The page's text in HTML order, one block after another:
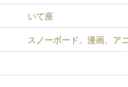
いて座
スノーボード、漫画、ア